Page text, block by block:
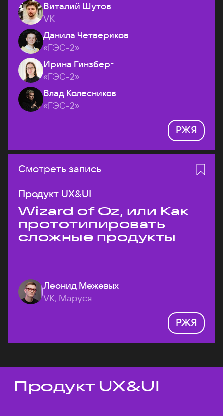
Виталий Шутов
VK
Данила Четвериков
«ГЭС-2»
Ирина Гинзберг
«ГЭС-2»
Влад Колесников
«ГЭС-2»
РЖЯ
Смотреть запись
Продукт UX&UI
Wizard of Oz, или Как
прототипировать
сложные продукты
Леонид Межевых
VK, Маруся
РЖЯ
Темы докладов
Продукт UX&UI